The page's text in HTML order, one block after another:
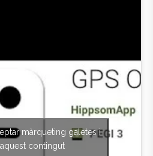
màrqueting galetes i
contingut